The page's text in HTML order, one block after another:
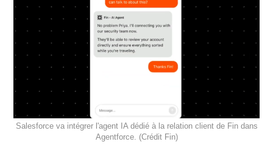
Salesforce va intégrer l'agent IA dédié à la relation client de Fin dans
Agentforce. (Crédit Fin)